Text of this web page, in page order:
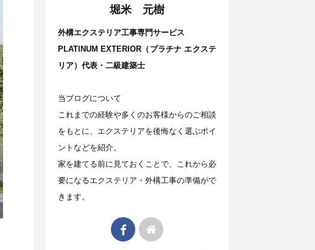
堀米 元樹
外構エクステリア工事専門サービス
PLATINUM EXTERIOR（プラチナ エクステ
リア）代表・二級建築士
当ブログについて
これまでの経験や多くのお客様からのご相談
をもとに、エクステリアを後悔なく選ぶポイ
ントなどを紹介。
家を建てる前に見ておくことで、これから必
要になるエクステリア・外構工事の準備がで
きます。